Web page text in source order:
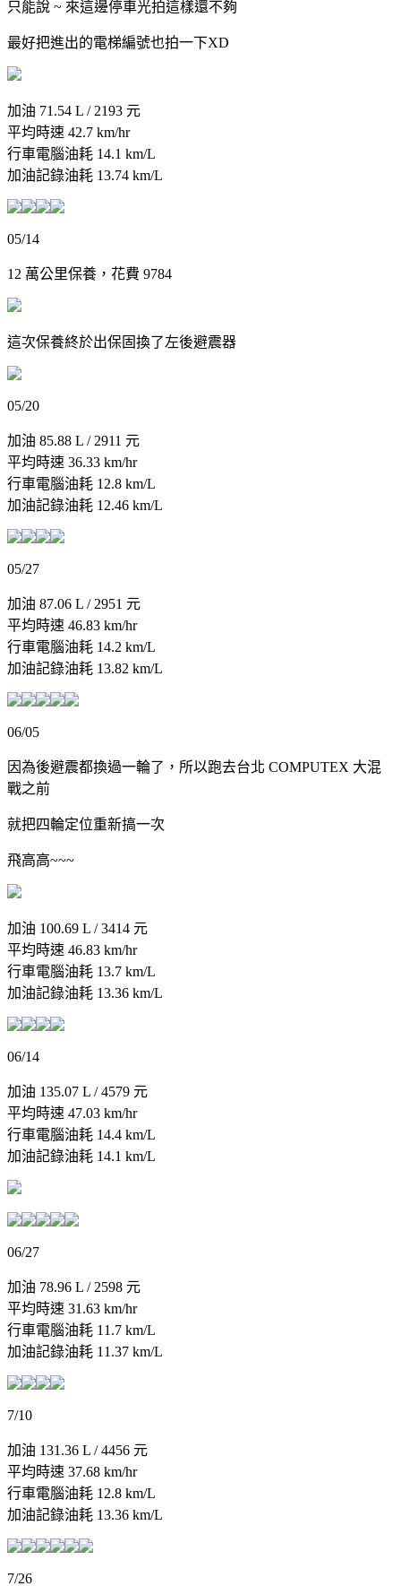
只能說 ~ 來這邊停車光拍這樣還不夠
最好把進出的電梯編號也拍一下XD
加油 71.54 L / 2193 元
平均時速 42.7 km/hr
行車電腦油耗 14.1 km/L
加油記錄油耗 13.74 km/L
05/14
12 萬公里保養，花費 9784
這次保養終於出保固換了左後避震器
05/20
加油 85.88 L / 2911 元
平均時速 36.33 km/hr
行車電腦油耗 12.8 km/L
加油記錄油耗 12.46 km/L
05/27
加油 87.06 L / 2951 元
平均時速 46.83 km/hr
行車電腦油耗 14.2 km/L
加油記錄油耗 13.82 km/L
06/05
因為後避震都換過一輪了，所以跑去台北 COMPUTEX 大混
戰之前
就把四輪定位重新搞一次
飛高高~~~
加油 100.69 L / 3414 元
平均時速 46.83 km/hr
行車電腦油耗 13.7 km/L
加油記錄油耗 13.36 km/L
06/14
加油 135.07 L / 4579 元
平均時速 47.03 km/hr
行車電腦油耗 14.4 km/L
加油記錄油耗 14.1 km/L
06/27
加油 78.96 L / 2598 元
平均時速 31.63 km/hr
行車電腦油耗 11.7 km/L
加油記錄油耗 11.37 km/L
7/10
加油 131.36 L / 4456 元
平均時速 37.68 km/hr
行車電腦油耗 12.8 km/L
加油記錄油耗 13.36 km/L
7/26